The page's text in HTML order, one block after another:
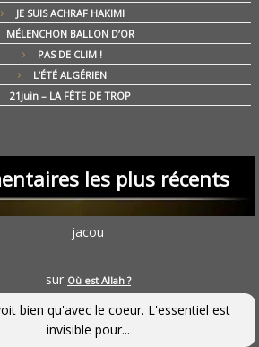
JE SUIS ACHRAF HAKIMI
MÉLENCHON BALLON D’OR
PAS DE CLIM !
L’ÉTÉ ALGÉRIEN
21juin – LA FÊTE DE TROP
les plus récents
jacou
sur Où est Allah ?
bien qu'avec le coeur. L'essentiel est
invisible pour...